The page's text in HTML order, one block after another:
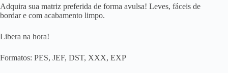
Adquira sua matriz preferida de forma avulsa! Leves, fáceis de
bordar e com acabamento limpo.
Libera na hora!
Formatos: PES, JEF, DST, XXX, EXP